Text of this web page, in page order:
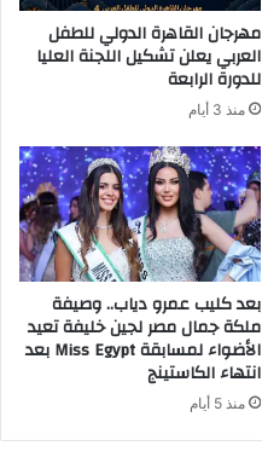
مهرجان القاهرة الدولي للطفل
العربي يعلن تشكيل اللجنة العليا
للدورة الرابعة
منذ 3 أيام
بعد كليب عمرو دياب.. وصيفة
ملكة جمال مصر لجين خليفة تعيد
الأضواء لمسابقة Miss Egypt بعد
انتهاء الكاستينج
منذ 5 أيام